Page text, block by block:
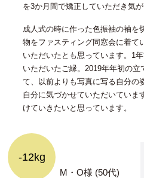
を3か月間で矯正していただき気
成人式の時に作った色振袖の袖を
物をファスティング同窓会に着て
いただいたとも思っています。1
いただいたご縁。2019年年初の立
て、以前よりも写真に写る自分の
自分に気づかせていただいていま
けていきたいと思っています。
M・O様 (50代)
-12kg